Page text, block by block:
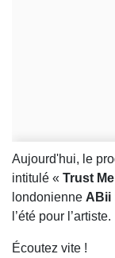
Aujourd'hui, le
intitulé « Trust Me
londonienne ABii
l’été pour l’artiste.
Écoutez vite !